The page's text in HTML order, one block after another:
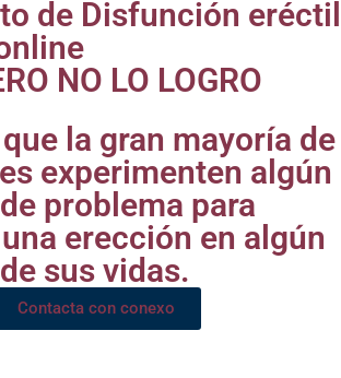
de Disfunción eréctil
NO LO LOGRO
la gran mayoría de
experimenten algún
problema para
erección en algún
sus vidas.
Contacta con conexo